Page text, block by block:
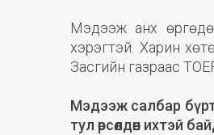
Мэдээж анх
хэрэгтэй. Харин
Засгийн газраас
Мэдээж салбар
тул өрсөлдөөн ихтэй